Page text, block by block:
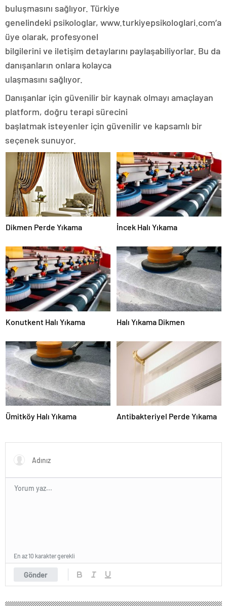
buluşmasını sağlıyor. Türkiye
genelindeki psikologlar, www.turkiyepsikologlari.com’a
üye olarak, profesyonel
bilgilerini ve iletişim detaylarını paylaşabiliyorlar. Bu da
danışanların onlara kolayca
ulaşmasını sağlıyor.
Danışanlar için güvenilir bir kaynak olmayı amaçlayan
platform, doğru terapi sürecini
başlatmak isteyenler için güvenilir ve kapsamlı bir
seçenek sunuyor.
Dikmen Perde Yıkama İncek Halı Yıkama
Konutkent Halı Yıkama Halı Yıkama Dikmen
Ümitköy Halı Yıkama Antibakteriyel Perde Yıkama
Gönder
En az 10 karakter gerekli